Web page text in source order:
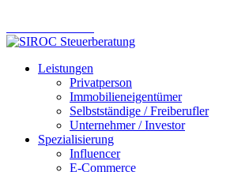
Leistungen
Privatperson
Immobilieneigentümer
Selbstständige / Freiberufler
Unternehmer / Investor
Spezialisierung
Influencer
E-Commerce